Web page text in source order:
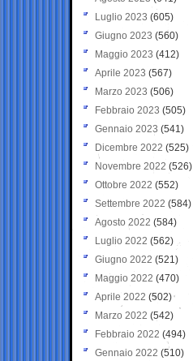
Luglio 2023 (605)
Giugno 2023 (560)
Maggio 2023 (412)
Aprile 2023 (567)
Marzo 2023 (506)
Febbraio 2023 (505)
Gennaio 2023 (541)
Dicembre 2022 (525)
Novembre 2022 (526)
Ottobre 2022 (552)
Settembre 2022 (584)
Agosto 2022 (584)
Luglio 2022 (562)
Giugno 2022 (521)
Maggio 2022 (470)
Aprile 2022 (502)
Marzo 2022 (542)
Febbraio 2022 (494)
Gennaio 2022 (510)